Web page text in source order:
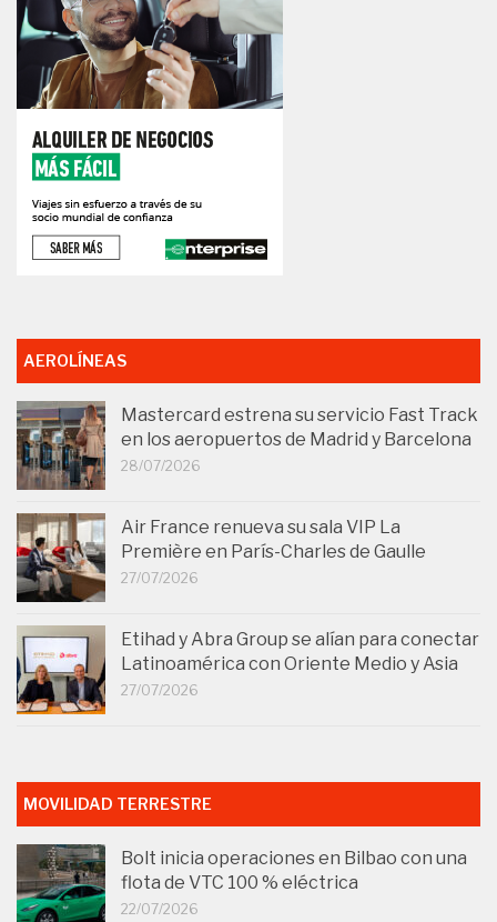
AEROLÍNEAS
Mastercard estrena su servicio Fast Track
en los aeropuertos de Madrid y Barcelona
28/07/2026
Air France renueva su sala VIP La
Première en París-Charles de Gaulle
27/07/2026
Etihad y Abra Group se alían para conectar
Latinoamérica con Oriente Medio y Asia
27/07/2026
MOVILIDAD TERRESTRE
Bolt inicia operaciones en Bilbao con una
flota de VTC 100 % eléctrica
22/07/2026